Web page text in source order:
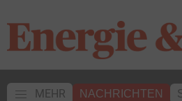
MEHR NACHRICHTEN